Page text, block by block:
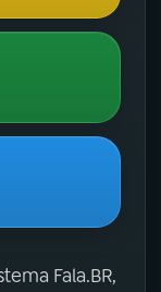
Fala.BR,